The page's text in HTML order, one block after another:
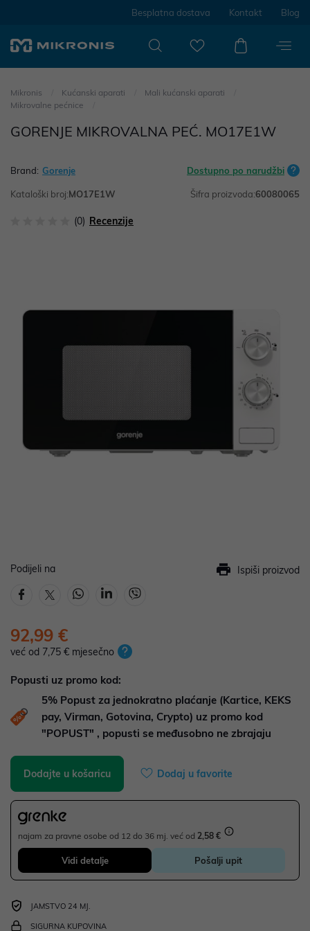
Besplatna dostava Kontakt Blog
Mikronis Kućanski aparati
Mali kućanski aparati
Mikrovalne pećnice
GORENJE MIKROVALNA PEĆ. MO17E1W
Brand: Gorenje Dostupno po narudžbi
Kataloški broj:MO17E1W Šifra proizvoda:60080065
(0) Recenzije
Podijeli na Ispiši proizvod
92,99 €
već od 7,75 € mjesečno
Popusti uz promo kod:
5% Popust za jednokratno plaćanje (Kartice, KEKS
pay, Virman, Gotovina, Crypto) uz promo kod
"POPUST" , popusti se međusobno ne zbrajaju
Dodajte u košaricu Dodaj u favorite
najam za pravne osobe od 12 do 36 mj. već od 2,58 €
Vidi detalje Pošalji upit
JAMSTVO 24 MJ.
SIGURNA KUPOVINA